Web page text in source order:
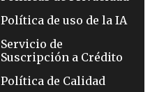
Política de uso de la IA
Servicio de
Suscripción a Crédito
Política de Calidad